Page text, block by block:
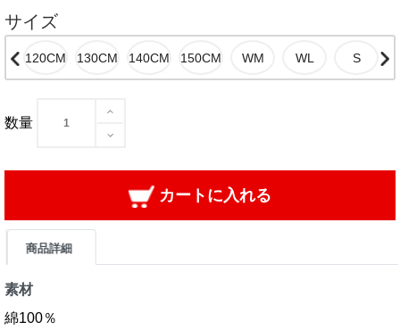
サイズ
数量
カートに入れる
商品詳細
素材
綿100％